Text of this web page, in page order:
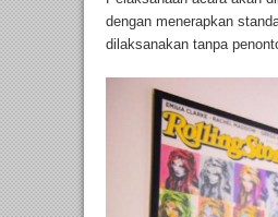
dengan menerapkan
dilaksanakan tanpa